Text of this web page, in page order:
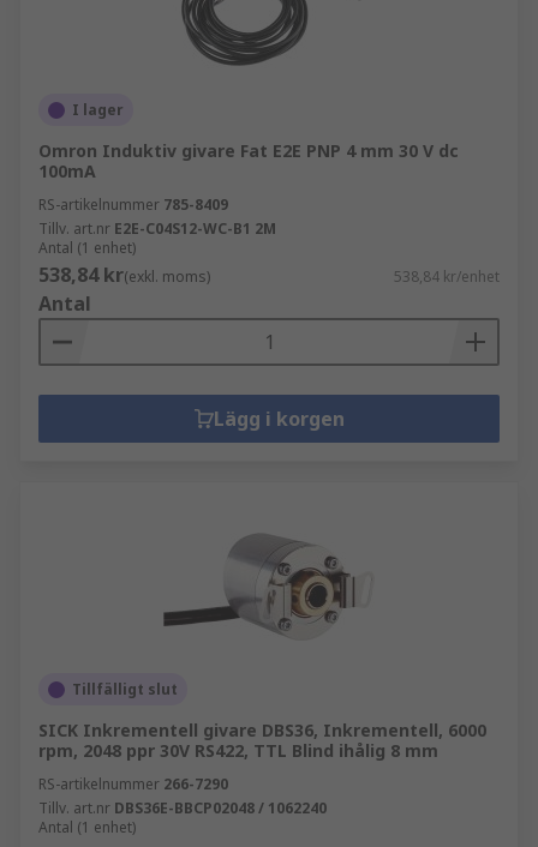
I lager
Omron Induktiv givare Fat E2E PNP 4 mm 30 V dc
100mA
RS-artikelnummer 785-8409
Tillv. art.nr E2E-C04S12-WC-B1 2M
Antal (1 enhet)
538,84 kr(exkl. moms) 538,84 kr/enhet
Antal
Lägg i korgen
Tillfälligt slut
SICK Inkrementell givare DBS36, Inkrementell, 6000
rpm, 2048 ppr 30V RS422, TTL Blind ihålig 8 mm
RS-artikelnummer 266-7290
Tillv. art.nr DBS36E-BBCP02048 / 1062240
Antal (1 enhet)